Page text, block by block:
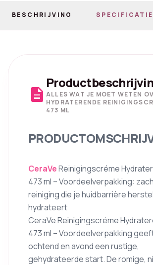
BESCHRIJVING
description ALLES WAT JE MOET WETEN
HYDRATERENDE
473 ML
CeraVeReinigingscréme
473 ml – Voordeelverpakking:
reiniging die je huidbarrière
hydrateert
CeraVe Reinigingscréme
473 ml – Voordeelverpakking
ochtend en avond een rustige,
gehydrateerde start. De romige,